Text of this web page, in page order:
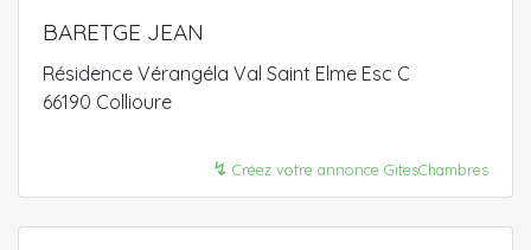
BARETGE JEAN
Résidence Vérangéla Val Saint Elme Esc C
66190 Collioure
↯ Créez votre annonce GitesChambres